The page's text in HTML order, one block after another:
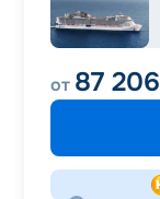
от 87 206